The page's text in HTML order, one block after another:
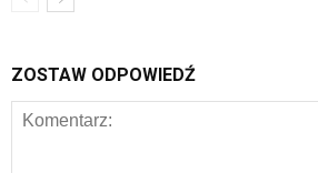
ZOSTAW ODPOWIEDŹ